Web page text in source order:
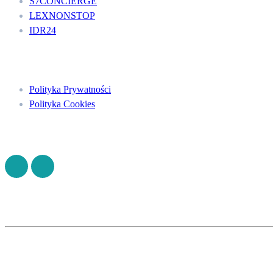
LEXNONSTOP
IDR24
Polityka Prywatności
Polityka Cookies